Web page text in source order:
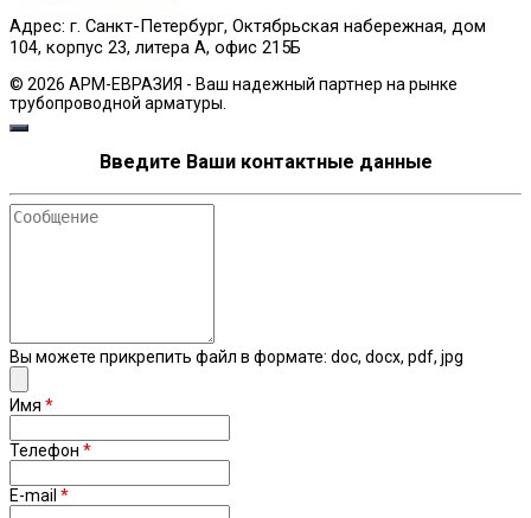
Адрес: г. Санкт-Петербург, Октябрьская набережная, дом
104, корпус 23, литера А, офис 215Б
© 2026 АРМ-ЕВРАЗИЯ - Ваш надежный партнер на рынке
трубопроводной арматуры.
Введите Ваши контактные данные
Сообщение
Вы можете прикрепить файл в формате: doc, docx, pdf, jpg
Имя *
Телефон *
E-mail *